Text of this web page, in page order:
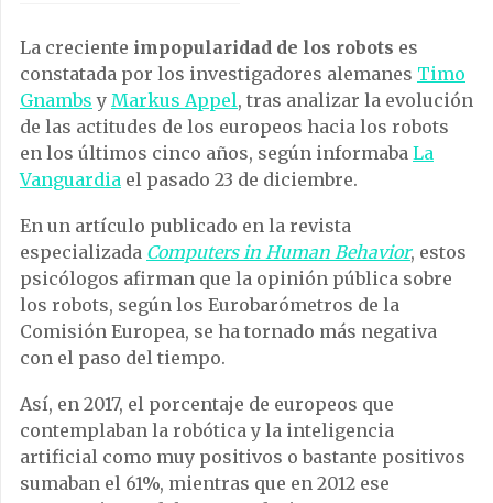
La creciente impopularidad de los robots es
constatada por los investigadores alemanes Timo
Gnambs y Markus Appel, tras analizar la evolución
de las actitudes de los europeos hacia los robots
en los últimos cinco años, según informaba La
Vanguardia el pasado 23 de diciembre.
En un artículo publicado en la revista
especializada Computers in Human Behavior, estos
psicólogos afirman que la opinión pública sobre
los robots, según los Eurobarómetros de la
Comisión Europea, se ha tornado más negativa
con el paso del tiempo.
Así, en 2017, el porcentaje de europeos que
contemplaban la robótica y la inteligencia
artificial como muy positivos o bastante positivos
sumaban el 61%, mientras que en 2012 ese